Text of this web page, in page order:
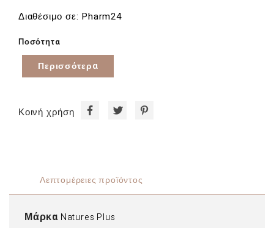
Διαθέσιμο σε: Pharm24
Ποσότητα
Περισσότερα
Κοινή χρήση
Λεπτομέρειες προϊόντος
Μάρκα Natures Plus